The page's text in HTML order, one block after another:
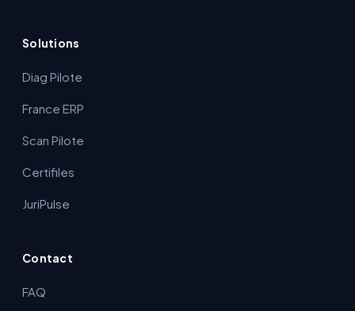
Solutions
Diag Pilote
France ERP
Scan Pilote
Certifiles
JuriPulse
Contact
FAQ